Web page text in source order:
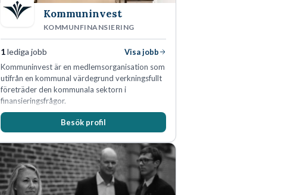
Kommuninvest
KOMMUNFINANSIERING
1lediga jobb
Visa jobb
Kommuninvest är en medlemsorganisation som
utifrån en kommunal värdegrund verkningsfullt
företräder den kommunala sektorn i
finansieringsfrågor.
Besök profil